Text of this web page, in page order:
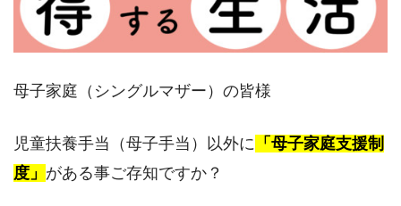
母子家庭（シングルマザー）の皆様
児童扶養手当（母子手当）以外に 「母子家庭支援制
度」 がある事ご存知ですか？